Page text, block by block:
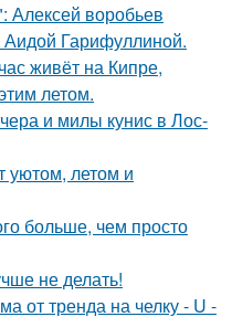
Алексей воробьев
Аидой Гарифуллиной.
живёт на Кипре,
летом.
и милы кунис в Лос-
уютом, летом и
больше, чем просто
не делать!
от тренда на челку - U -